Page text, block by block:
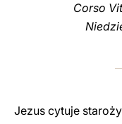
Corso
Jezus cytuje